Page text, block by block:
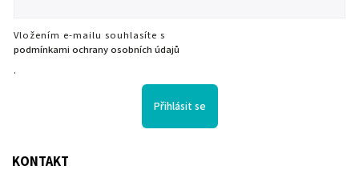
Vložením e-mailu souhlasíte s
podmínkami ochrany osobních údajů
.
Přihlásit se
KONTAKT